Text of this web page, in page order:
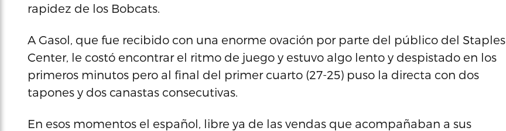
rapidez de los Bobcats.
A Gasol, que fue recibido con una enorme ovación por parte del público del Staples
Center, le costó encontrar el ritmo de juego y estuvo algo lento y despistado en los
primeros minutos pero al final del primer cuarto (27-25) puso la directa con dos
tapones y dos canastas consecutivas.
En esos momentos el español, libre ya de las vendas que acompañaban a sus